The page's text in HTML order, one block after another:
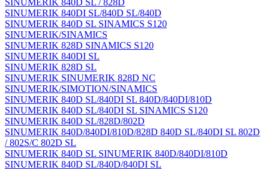
SINUMERIK 840D SL / 828D
SINUMERIK 840DI SL/840D SL/840D
SINUMERIK 840D SL SINAMICS S120
SINUMERIK/SINAMICS
SINUMERIK 828D SINAMICS S120
SINUMERIK 840DI SL
SINUMERIK 828D SL
SINUMERIK SINUMERIK 828D NC
SINUMERIK/SIMOTION/SINAMICS
SINUMERIK 840D SL/840DI SL 840D/840DI/810D
SINUMERIK 840D SL/840DI SL SINAMICS S120
SINUMERIK 840D SL/828D/802D
SINUMERIK 840D/840DI/810D/828D 840D SL/840DI SL 802D
/ 802S/C 802D SL
SINUMERIK 840D SL SINUMERIK 840D/840DI/810D
SINUMERIK 840D SL/840D/840DI SL